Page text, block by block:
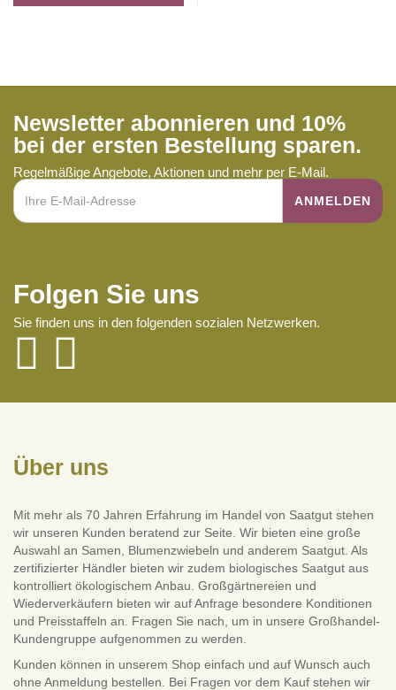
Newsletter abonnieren und 10%
bei der ersten Bestellung sparen.
Regelmäßige Angebote, Aktionen und mehr per E-Mail.
Folgen Sie uns
Sie finden uns in den folgenden sozialen Netzwerken.
Über uns
Mit mehr als 70 Jahren Erfahrung im Handel von Saatgut stehen
wir unseren Kunden beratend zur Seite. Wir bieten eine große
Auswahl an Samen, Blumenzwiebeln und anderem Saatgut. Als
zertifizierter Händler bieten wir zudem biologisches Saatgut aus
kontrolliert ökologischem Anbau. Großgärtnereien und
Wiederverkäufern bieten wir auf Anfrage besondere Konditionen
und Preisstaffeln an. Fragen Sie nach, um in unsere Großhandel-
Kundengruppe aufgenommen zu werden.
Kunden können in unserem Shop einfach und auf Wunsch auch
ohne Anmeldung bestellen. Bei Fragen vor dem Kauf stehen wir